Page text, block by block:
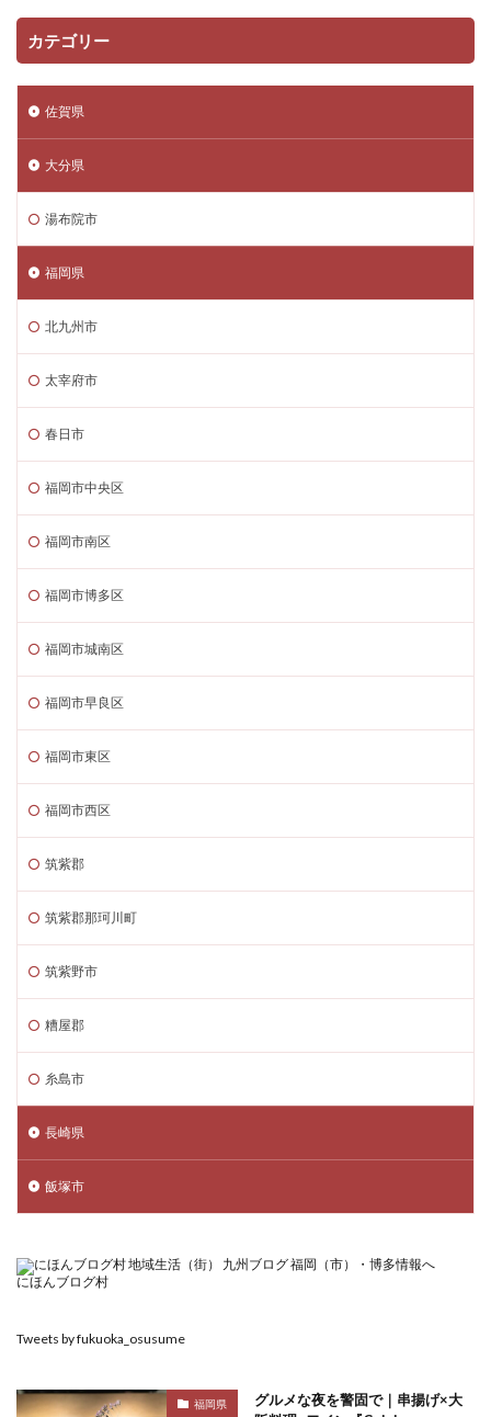
カテゴリー
佐賀県
大分県
湯布院市
福岡県
北九州市
太宰府市
春日市
福岡市中央区
福岡市南区
福岡市博多区
福岡市城南区
福岡市早良区
福岡市東区
福岡市西区
筑紫郡
筑紫郡那珂川町
筑紫野市
糟屋郡
糸島市
長崎県
飯塚市
にほんブログ村
Tweets by fukuoka_osusume
福岡県
グルメな夜を警固で｜串揚げ×大